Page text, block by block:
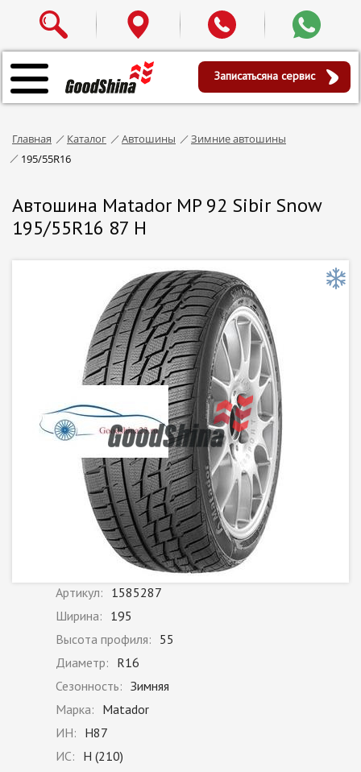
Записатьсяна сервис
Главная Каталог Автошины
Зимние автошины
195/55R16
Автошина Matador MP 92 Sibir Snow
195/55R16 87 H
Артикул: 1585287
Ширина: 195
Высота профиля: 55
Диаметр: R16
Сезонность: Зимняя
Марка: Matador
ИН: H87
ИС: H (210)